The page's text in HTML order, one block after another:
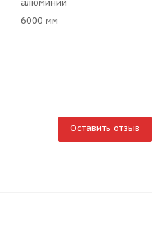
алюминий
6000 мм
Оставить отзыв